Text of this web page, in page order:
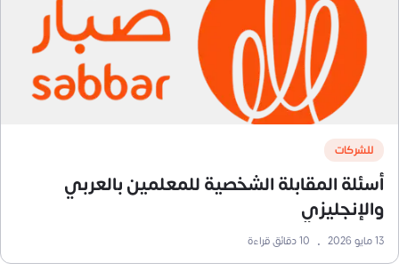
للشركات
أسئلة المقابلة الشخصية للمعلمين بالعربي
والإنجليزي
13 مايو 2026 •
10دقائق قراءة